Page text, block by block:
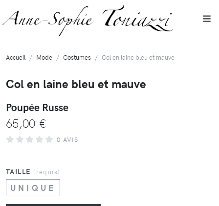
Accueil Mode Costumes Col en laine bleu et mauve
Col en laine bleu et mauve
Poupée Russe
65,00 €
0 AVIS
TAILLE (requis)
UNIQUE